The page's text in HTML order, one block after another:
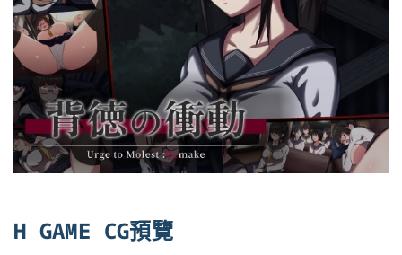
H GAME CG預覽